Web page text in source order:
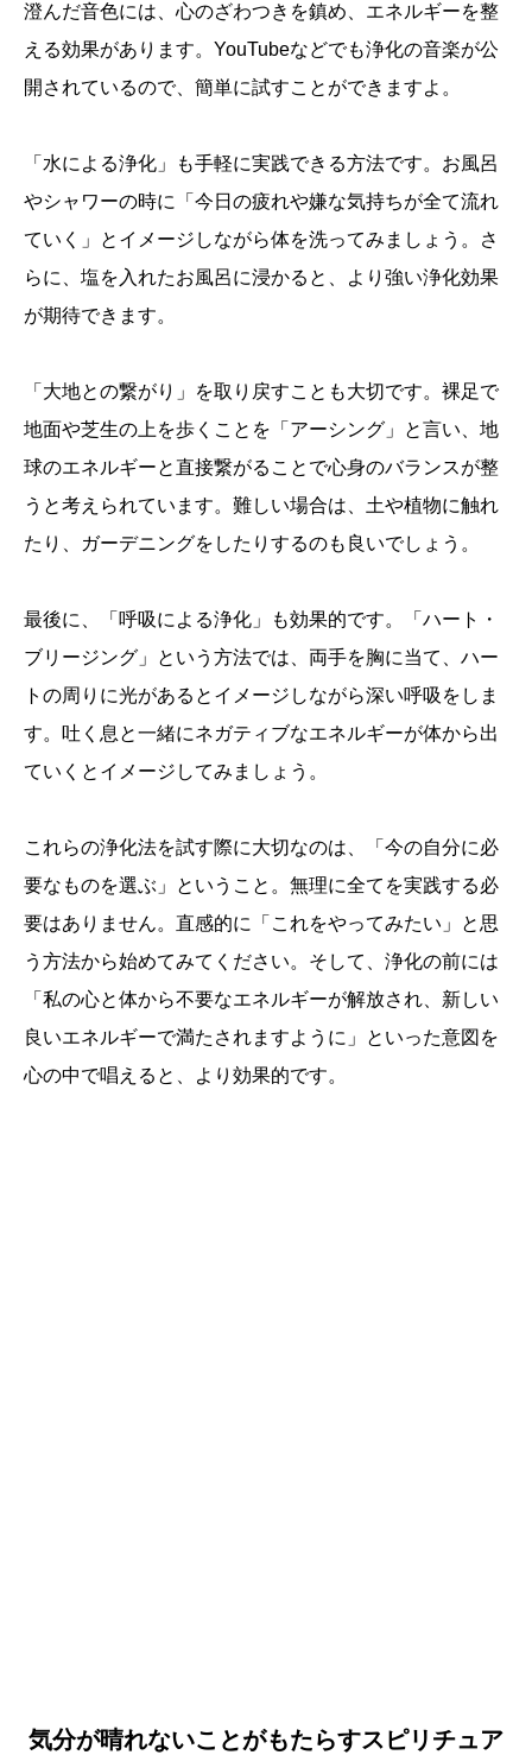
澄んだ音色には、心のざわつきを鎮め、エネルギーを整
える効果があります。YouTubeなどでも浄化の音楽が公
開されているので、簡単に試すことができますよ。
「水による浄化」も手軽に実践できる方法です。お風呂
やシャワーの時に「今日の疲れや嫌な気持ちが全て流れ
ていく」とイメージしながら体を洗ってみましょう。さ
らに、塩を入れたお風呂に浸かると、より強い浄化効果
が期待できます。
「大地との繋がり」を取り戻すことも大切です。裸足で
地面や芝生の上を歩くことを「アーシング」と言い、地
球のエネルギーと直接繋がることで心身のバランスが整
うと考えられています。難しい場合は、土や植物に触れ
たり、ガーデニングをしたりするのも良いでしょう。
最後に、「呼吸による浄化」も効果的です。「ハート・
ブリージング」という方法では、両手を胸に当て、ハー
トの周りに光があるとイメージしながら深い呼吸をしま
す。吐く息と一緒にネガティブなエネルギーが体から出
ていくとイメージしてみましょう。
これらの浄化法を試す際に大切なのは、「今の自分に必
要なものを選ぶ」ということ。無理に全てを実践する必
要はありません。直感的に「これをやってみたい」と思
う方法から始めてみてください。そして、浄化の前には
「私の心と体から不要なエネルギーが解放され、新しい
良いエネルギーで満たされますように」といった意図を
心の中で唱えると、より効果的です。
気分が晴れないことがもたらすスピリチュア